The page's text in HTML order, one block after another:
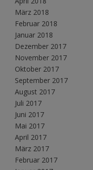
März 2018
Februar 2018
Januar 2018
Dezember 2017
November 2017
Oktober 2017
September 2017
August 2017
Juli 2017
Juni 2017
Mai 2017
April 2017
März 2017
Februar 2017